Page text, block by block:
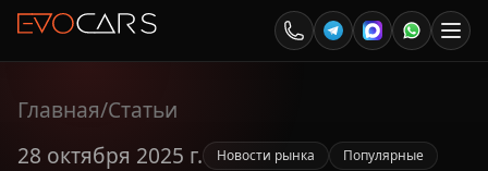
Главная/Статьи
28 октября 2025 г.
Новости рынка Популярные